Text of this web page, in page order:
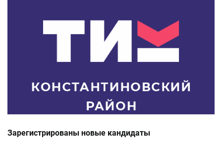
Зарегистрированы новые кандидаты